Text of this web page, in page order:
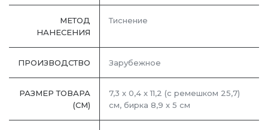
МЕТОД
НАНЕСЕНИЯ
Тиснение
ПРОИЗВОДСТВО Зарубежное
РАЗМЕР ТОВАРА
(СМ)
7,3 х 0,4 х 11,2 (с ремешком 25,7)
см, бирка 8,9 х 5 см